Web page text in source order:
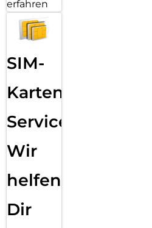
erfahren
SIM-
Karten
Service:
Wir
helfen
Dir